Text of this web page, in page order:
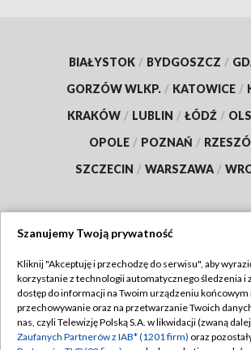
BIAŁYSTOK / BYDGOSZCZ /
GORZÓW WLKP. / KATOWICE /
KRAKÓW / LUBLIN / ŁÓDŹ /
OPOLE / POZNAŃ /
SZCZECIN / WARSZAWA /
TVP
Abonament TVP
Emisja w TVP
Regulamin TVP
Polityka prywatności
Szanujemy Twoją prywatność
Kliknij "Akceptuję i przechodzę do serwisu", aby
korzystanie z technologii automatycznego śledzenia i
dostęp do informacji na Twoim urządzeniu końcowym
przechowywanie oraz na przetwarzanie Twoich
nas, czyli Telewizję Polską S.A. w likwidacji (zwaną
Zaufanych Partnerów z IAB* (1201 firm) oraz